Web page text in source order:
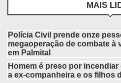
MAIS
Polícia Civil prende onze
megaoperação de combate à
em Palmital
Homem é preso por
a ex-companheira e os filhos